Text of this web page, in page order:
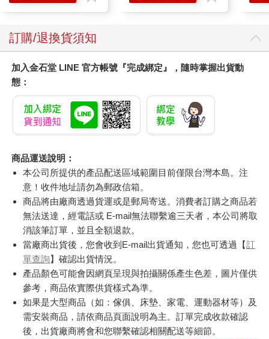
尿色貓潔墊補充包/本
訂購/退換貨須知
加入金石堂 LINE 官方帳號『完成綁定』，隨時掌握出貨動
態：
商品運送說明：
本公司所提供的產品配送區域範圍目前僅限台灣本島。注
意！收件地址請勿為郵政信箱。
商品將由廠商透過貨運或是郵局寄送。消費者訂購之商品若
無法送達，經電話或 E-mail無法聯繫逾三天者，本公司將取
消該筆訂單，並且全額退款。
當廠商出貨後，您會收到E-mail出貨通知，您也可透過【訂
單查詢】確認出貨情況。
產品顏色可能會因網頁呈現與拍攝關係產生色差，圖片僅供
參考，商品依實際供貨樣式為準。
如果是大型商品（如：傢俱、床墊、家電、運動器材等）及
需安裝商品，請依商品頁面說明為主。訂單完成收款確認
後，出貨廠商將會和您聯繫確認相關配送等細節。